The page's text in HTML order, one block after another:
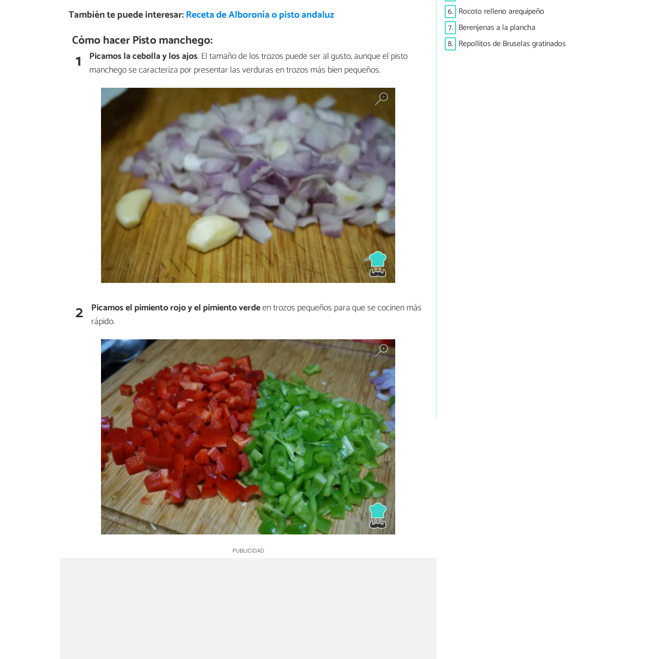
También te puede interesar:Receta de Alboronía o pisto andaluz
Cómo hacer Pisto manchego:
1 Picamos la cebolla y los ajos. El tamaño de los trozos puede ser al gusto, aunque el pisto
manchego se caracteriza por presentar las verduras en trozos más bien pequeños.
2 Picamos el pimiento rojo y el pimiento verdeen trozos pequeños para que se cocinen más
rápido.
6. Rocoto relleno arequipeño
7. Berenjenas a la plancha
8. Repollitos de Bruselas gratinados